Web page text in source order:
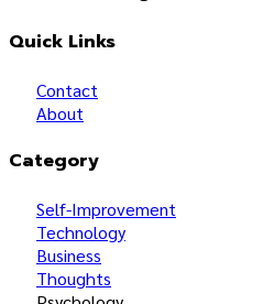
Quick Links
Contact
About
Category
Self-Improvement
Technology
Business
Thoughts